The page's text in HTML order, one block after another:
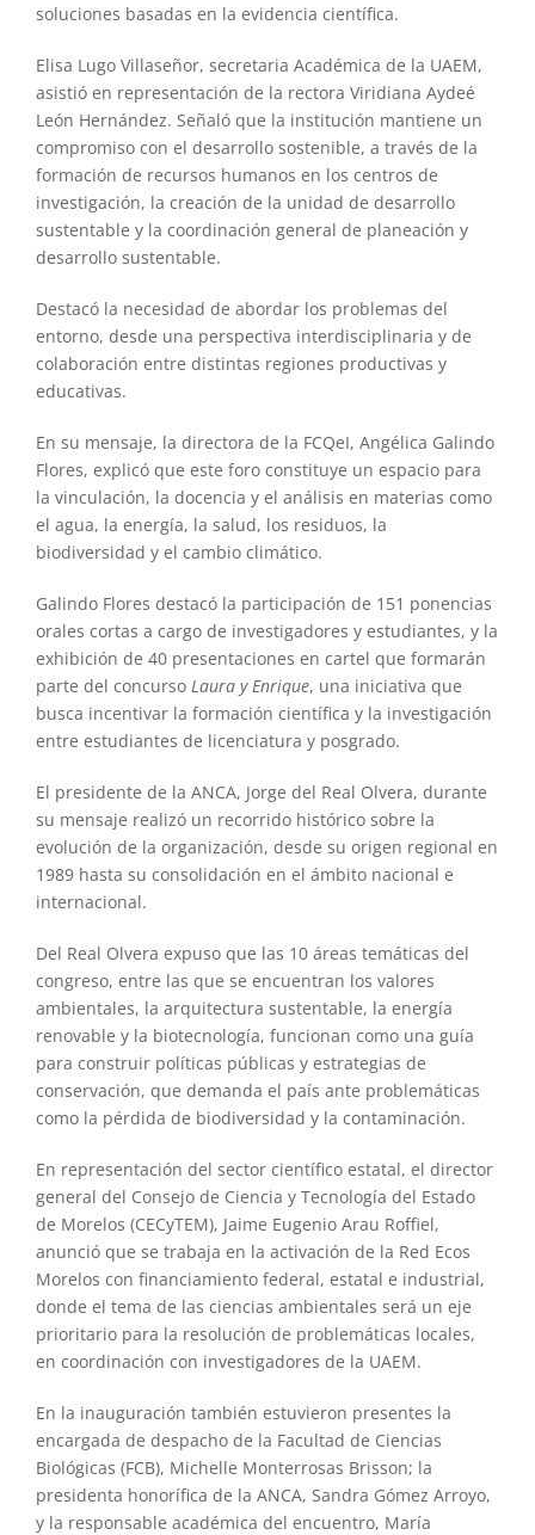
soluciones basadas en la evidencia científica.
Elisa Lugo Villaseñor, secretaria Académica de la UAEM,
asistió en representación de la rectora Viridiana Aydeé
León Hernández. Señaló que la institución mantiene un
compromiso con el desarrollo sostenible, a través de la
formación de recursos humanos en los centros de
investigación, la creación de la unidad de desarrollo
sustentable y la coordinación general de planeación y
desarrollo sustentable.
Destacó la necesidad de abordar los problemas del
entorno, desde una perspectiva interdisciplinaria y de
colaboración entre distintas regiones productivas y
educativas.
En su mensaje, la directora de la FCQeI, Angélica Galindo
Flores, explicó que este foro constituye un espacio para
la vinculación, la docencia y el análisis en materias como
el agua, la energía, la salud, los residuos, la
biodiversidad y el cambio climático.
Galindo Flores destacó la participación de 151 ponencias
orales cortas a cargo de investigadores y estudiantes, y la
exhibición de 40 presentaciones en cartel que formarán
parte del concurso Laura y Enrique, una iniciativa que
busca incentivar la formación científica y la investigación
entre estudiantes de licenciatura y posgrado.
El presidente de la ANCA, Jorge del Real Olvera, durante
su mensaje realizó un recorrido histórico sobre la
evolución de la organización, desde su origen regional en
1989 hasta su consolidación en el ámbito nacional e
internacional.
Del Real Olvera expuso que las 10 áreas temáticas del
congreso, entre las que se encuentran los valores
ambientales, la arquitectura sustentable, la energía
renovable y la biotecnología, funcionan como una guía
para construir políticas públicas y estrategias de
conservación, que demanda el país ante problemáticas
como la pérdida de biodiversidad y la contaminación.
En representación del sector científico estatal, el director
general del Consejo de Ciencia y Tecnología del Estado
de Morelos (CECyTEM), Jaime Eugenio Arau Roffiel,
anunció que se trabaja en la activación de la Red Ecos
Morelos con financiamiento federal, estatal e industrial,
donde el tema de las ciencias ambientales será un eje
prioritario para la resolución de problemáticas locales,
en coordinación con investigadores de la UAEM.
En la inauguración también estuvieron presentes la
encargada de despacho de la Facultad de Ciencias
Biológicas (FCB), Michelle Monterrosas Brisson; la
presidenta honorífica de la ANCA, Sandra Gómez Arroyo,
y la responsable académica del encuentro, María